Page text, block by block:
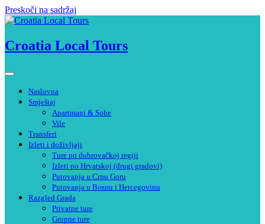
Preskoči na sadržaj
Croatia Local Tours
Naslovna
Smještaj
Apartmani & Sobe
Vile
Transferi
Izleti i doživljaji
Ture po dubrovačkoj regiji
Izleti po Hrvatskoj (drugi gradovi)
Putovanja u Crnu Goru
Putovanja u Bosnu i Hercegovinu
Razgled Grada
Privatne ture
Grupne ture